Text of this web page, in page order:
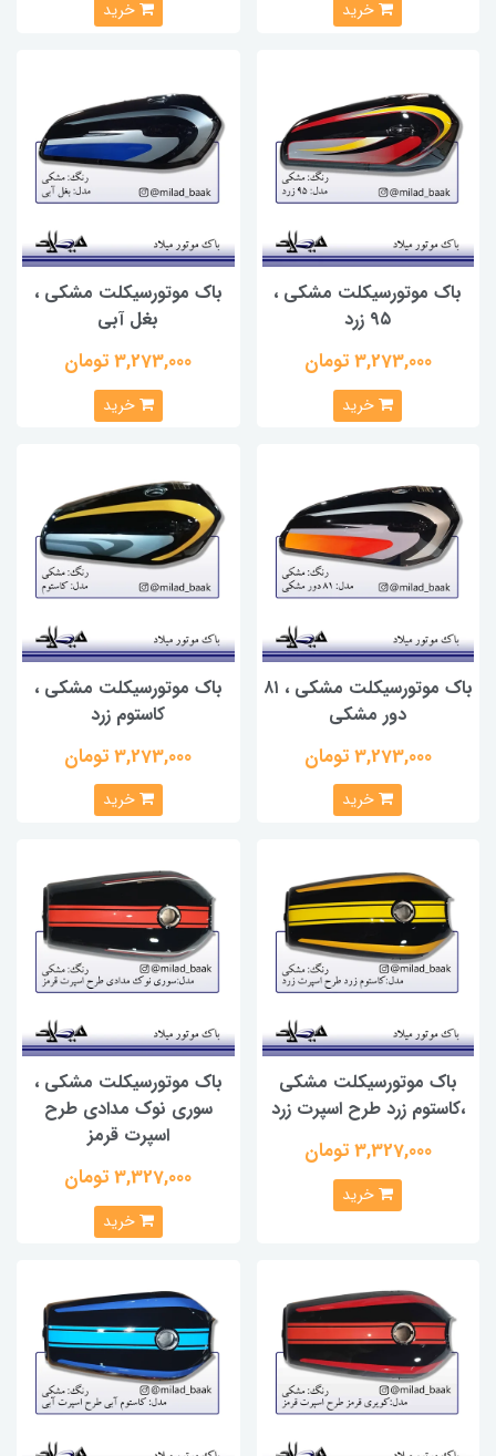
خرید خرید
باک موتورسیکلت مشکی ،
۹۵ زرد
3,273,000 تومان
خرید
باک موتورسیکلت مشکی ،
بغل آبی
3,273,000 تومان
خرید
باک موتورسیکلت مشکی ، ۸۱
دور مشکی
3,273,000 تومان
خرید
باک موتورسیکلت مشکی ،
کاستوم زرد
3,273,000 تومان
خرید
باک موتورسیکلت مشکی
،کاستوم زرد طرح اسپرت زرد
3,327,000 تومان
خرید
باک موتورسیکلت مشکی ،
سوری نوک مدادی طرح
اسپرت قرمز
3,327,000 تومان
خرید